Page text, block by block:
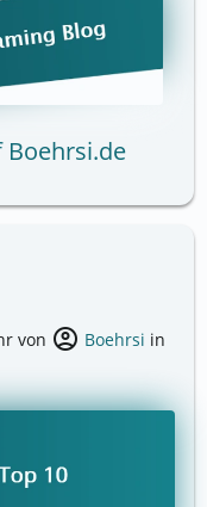
Boehrsi.de
von account_circle Boehrsi in